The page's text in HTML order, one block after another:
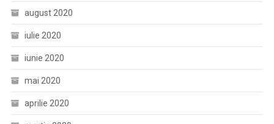
august 2020
iulie 2020
iunie 2020
mai 2020
aprilie 2020